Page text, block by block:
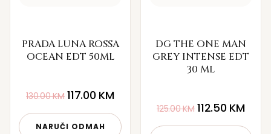
PRADA LUNA ROSSA
OCEAN EDT 50ML
130.00KM 117.00 KM
NARUČI ODMAH
DG THE ONE MAN
GREY INTENSE EDT
30 ML
125.00KM 112.50 KM